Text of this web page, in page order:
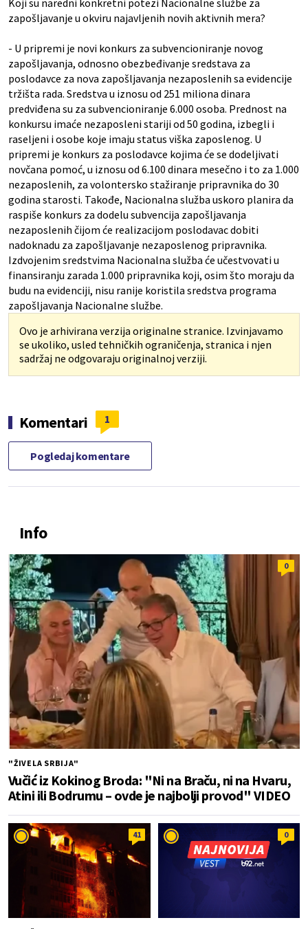
Koji su naredni konkretni potezi Nacionalne službe za
zapošljavanje u okviru najavljenih novih aktivnih mera?
- U pripremi je novi konkurs za subvencioniranje novog
zapošljavanja, odnosno obezbeđivanje sredstava za
poslodavce za nova zapošljavanja nezaposlenih sa evidencije
tržišta rada. Sredstva u iznosu od 251 miliona dinara
predviđena su za subvencioniranje 6.000 osoba. Prednost na
konkursu imaće nezaposleni stariji od 50 godina, izbegli i
raseljeni i osobe koje imaju status viška zaposlenog. U
pripremi je konkurs za poslodavce kojima će se dodeljivati
novčana pomoć, u iznosu od 6.100 dinara mesečno i to za 1.000
nezaposlenih, za volontersko stažiranje pripravnika do 30
godina starosti. Takođe, Nacionalna služba uskoro planira da
raspiše konkurs za dodelu subvencija zapošljavanja
nezaposlenih čijom će realizacijom poslodavac dobiti
nadoknadu za zapošljavanje nezaposlenog pripravnika.
Izdvojenim sredstvima Nacionalna služba će učestvovati u
finansiranju zarada 1.000 pripravnika koji, osim što moraju da
budu na evidenciji, nisu ranije koristila sredstva programa
zapošljavanja Nacionalne službe.
Ovo je arhivirana verzija originalne stranice. Izvinjavamo
se ukoliko, usled tehničkih ograničenja, stranica i njen
sadržaj ne odgovaraju originalnoj verziji.
Komentari 1
Pogledaj komentare
Info
0
"ŽIVELA SRBIJA"
Vučić iz Kokinog Broda: "Ni na Braču, ni na Hvaru,
Atini ili Bodrumu – ovde je najbolji provod" VIDEO
41 0